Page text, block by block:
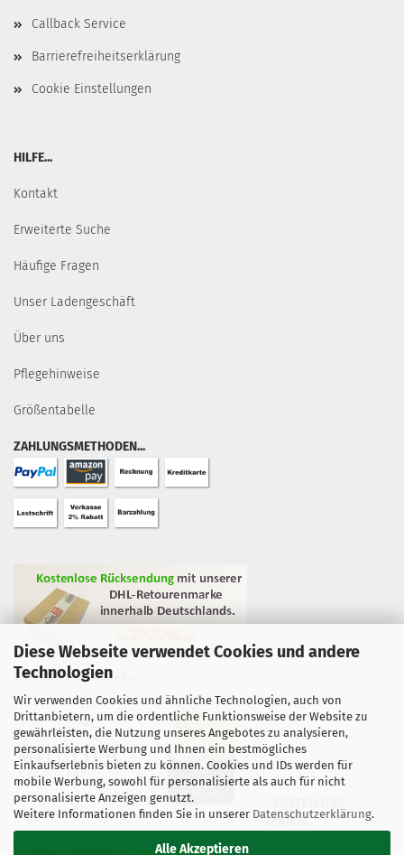
Diese Webseite verwendet Cookies und andere
Technologien
Wir verwenden Cookies und ähnliche Technologien, auch von
Drittanbietern, um die ordentliche Funktionsweise der Website zu
gewährleisten, die Nutzung unseres Angebotes zu analysieren,
personalisierte Werbung und Ihnen ein bestmögliches
Einkaufserlebnis bieten zu können. Cookies und IDs werden für
mobile Werbung, sowohl für personalisierte als auch für nicht
personalisierte Anzeigen genutzt.
Weitere Informationen finden Sie in unserer Datenschutzerklärung.
Alle Akzeptieren
Callback Service
Barrierefreiheitserklärung
Cookie Einstellungen
HILFE...
Kontakt
Erweiterte Suche
Häufige Fragen
Unser Ladengeschäft
Über uns
Pflegehinweise
Größentabelle
ZAHLUNGSMETHODEN...
GEPRÜFTE QUALITÄT...
DURCH...